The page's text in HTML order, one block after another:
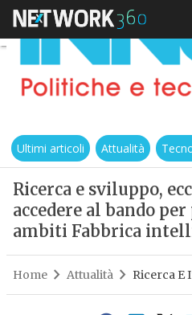
Ultimi articoli Attualità
Ricerca e sviluppo,
accedere al bando
ambiti Fabbrica
Home Attualità Ricerca E